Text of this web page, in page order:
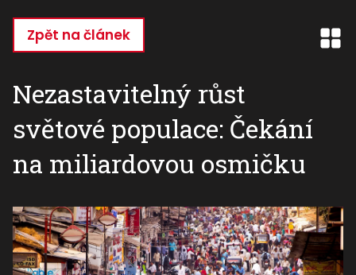
hlavnímu
Zpět na článek
Nezastavitelný růst
světové populace: Čekání
na miliardovou osmičku